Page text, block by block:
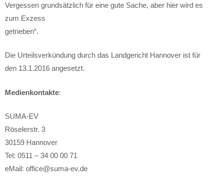
Vergessen grundsätzlich für eine gute Sache, aber hier wird es
zum Exzess
getrieben“.
Die Urteilsverkündung durch das Landgericht Hannover ist für
den 13.1.2016 angesetzt.
Medienkontakte:
SUMA-EV
Röselerstr. 3
30159 Hannover
Tel: 0511 – 34 00 00 71
eMail: office@suma-ev.de